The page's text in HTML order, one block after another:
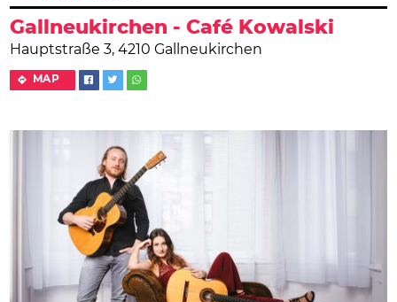
Gallneukirchen - Café Kowalski
Hauptstraße 3, 4210 Gallneukirchen
MAP